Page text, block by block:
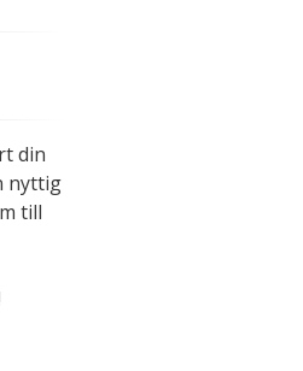
din
nyttig
till